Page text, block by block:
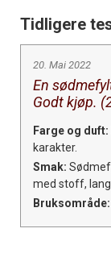
Tidligere
20. Mai 2022
En
Godt kjøp.
Farge og duft:
karakter.
Smak:
med stoff, lang.
Bruksområde: